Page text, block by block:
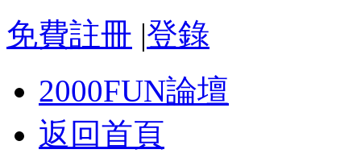
免費註冊 |登錄
2000FUN論壇
返回首頁